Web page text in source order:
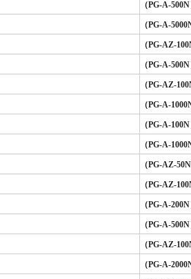
（PG-A-
（PG-A-
（PG-AZ-
（PG-A-
（PG-AZ-
（PG-A-
（PG-A-
（PG-A-
（PG-AZ-
（PG-AZ-
（PG-A-
（PG-A-
（PG-AZ-
（PG-A-